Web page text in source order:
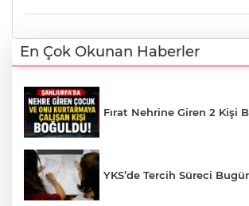
En Çok Okunan Haberler
Fırat Nehrine Giren 2 Kişi
YKS’de Tercih Süreci